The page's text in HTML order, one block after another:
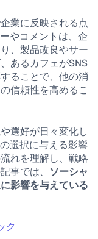
業に反映される点
やコメントは、企
、製品改良やサー
あるカフェがSNS
ることで、他の消
信頼性を高めるこ
選好が日々変化し
選択に与える影響
れを理解し、戦略
事では、
ソーシャ
影響を与えている
ク